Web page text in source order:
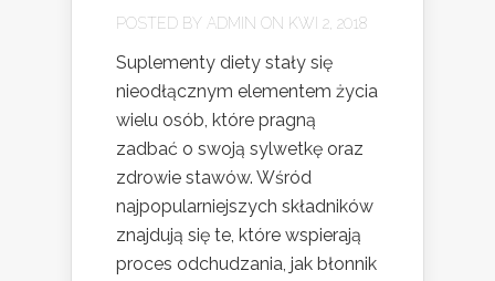
POSTED BY ADMIN ON KWI 2, 2018
Suplementy diety stały się
nieodłącznym elementem życia
wielu osób, które pragną
zadbać o swoją sylwetkę oraz
zdrowie stawów. Wśród
najpopularniejszych składników
znajdują się te, które wspierają
proces odchudzania, jak błonnik